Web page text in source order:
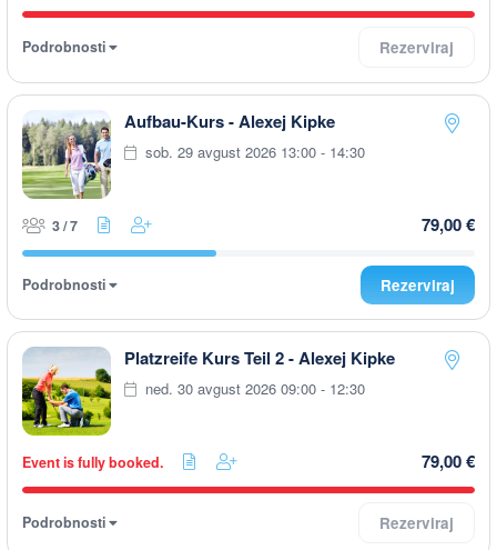
Podrobnosti Rezerviraj
Aufbau-Kurs - Alexej Kipke
sob. 29 avgust 2026 13:00 - 14:30
3 / 7 79,00 €
Podrobnosti Rezerviraj
Platzreife Kurs Teil 2 - Alexej Kipke
ned. 30 avgust 2026 09:00 - 12:30
Event is fully booked. 79,00 €
Podrobnosti Rezerviraj